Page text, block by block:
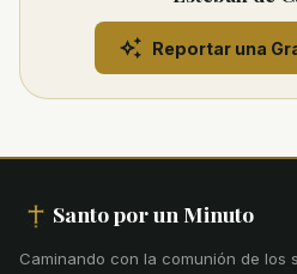
Reportar una
Santo por un Minuto
Caminando con la comunión de los